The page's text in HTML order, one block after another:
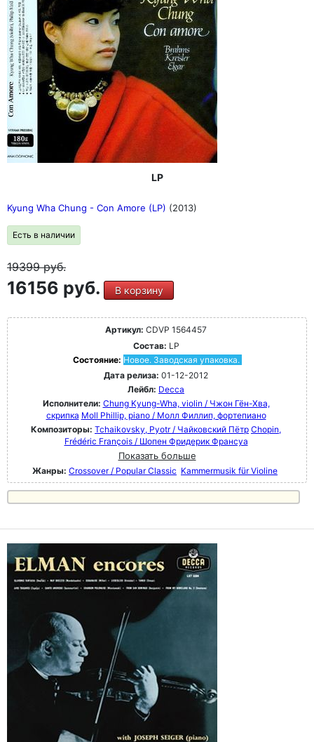
LP
Kyung Wha Chung - Con Amore (LP) (2013)
Есть в наличии
19399руб.
16156 руб. В корзину
Артикул: CDVP 1564457
Состав: LP
Состояние: Новое. Заводская упаковка.
Дата релиза: 01-12-2012
Лейбл: Decca
Исполнители: Chung Kyung-Wha, violin / Чжон Гён-Хва,
скрипка Moll Phillip, piano / Молл Филлип, фортепиано
Композиторы: Tchaikovsky, Pyotr / Чайковский Пётр Chopin,
Frédéric François / Шопен Фридерик Франсуа
Показать больше
Жанры: Crossover / Popular Classic Kammermusik für Violine